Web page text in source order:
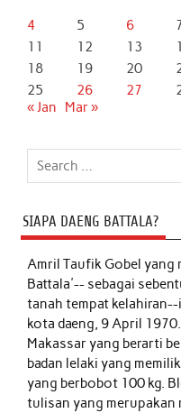
4
5 6
11
12 13
18
19 20
25
26 27
« Jan
Mar »
SIAPA DAENG BATTALA?
Amril Taufik Gobelyang
Battala'-- sebagai
tanah tempat
kota daeng, 9 April
Makassar yang berarti
badan lelaki yang
yang berbobot 100 kg.
tulisan yang